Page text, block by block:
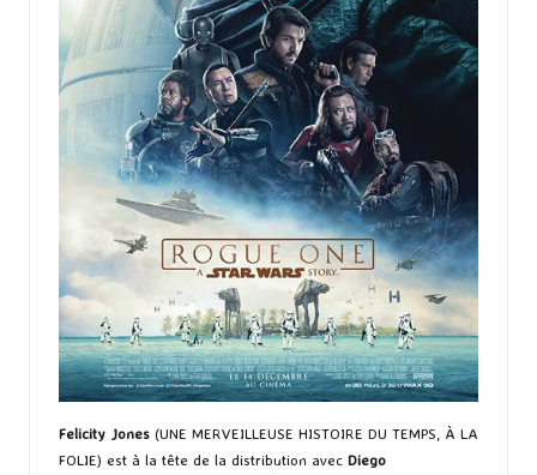
Felicity Jones (UNE MERVEILLEUSE HISTOIRE DU TEMPS, À LA
FOLIE) est à la tête de la distribution avec Diego